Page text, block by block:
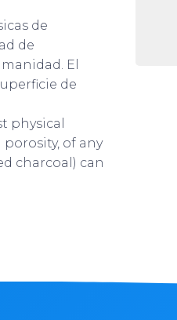
de
de
El
de
physical
of any
charcoal) can